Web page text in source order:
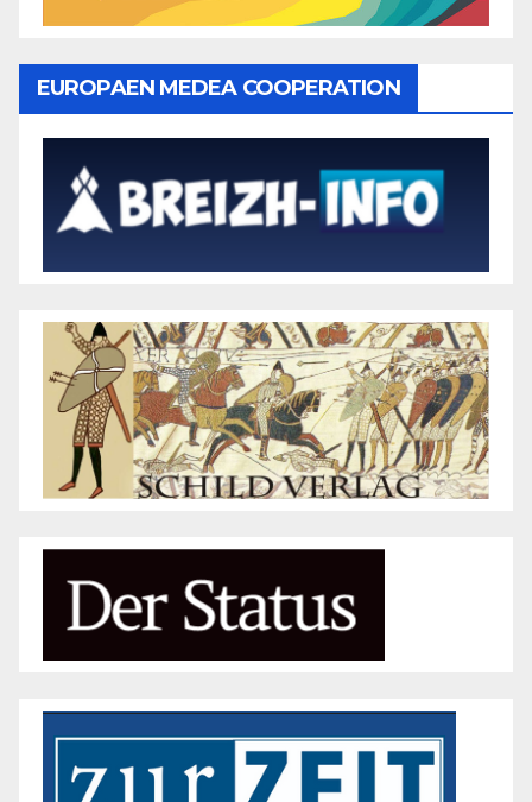
EUROPAEN MEDEA COOPERATION